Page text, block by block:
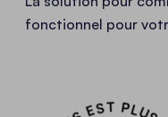
fonctionnel pour